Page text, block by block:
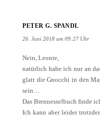
PETER G. SPANDL
26. Juni 2018 um 09:27 Uhr
Nein, Leonie,
natürlich habe ich nur an
glatt die Gnocchi in den
sein…
Das Brennesselbuch finde
Ich kann aber leider